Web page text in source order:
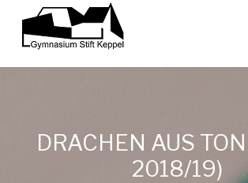
DRACHEN AUS
2018/19)